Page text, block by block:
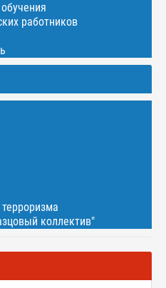
работников
коллектив"